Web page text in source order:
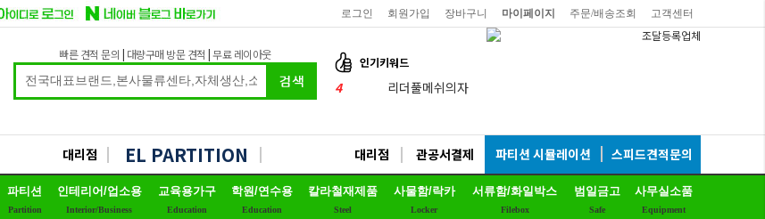
로그인 회원가입 장바구니 마이페이지 주문/배송조회 고객센터
빠른 견적 문의 | 대량구매 방문 견적 |무료 레이아웃
인기키워드
4
리더풀메쉬의자
7
듀어백체어
8
비플러스의자
대리점 EL PARTITION 대리점 관공서결제 파티션 시뮬레이션 스피드견적문의
파티션
Partition
인테리어/업소용
Interior/Business
교육용가구
Education
학원/연수용
Education
칼라철재제품
Steel
사물함/락카
Locker
서류함/화일박스
Filebox
범일금고
Safe
사무실소품
Equipment